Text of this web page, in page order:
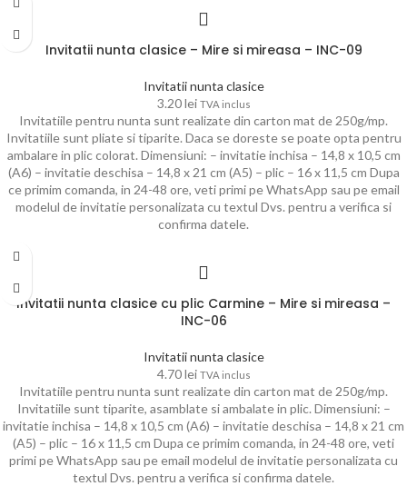
Invitatii nunta clasice – Mire si mireasa – INC-09
Invitatii nunta clasice
3.20lei TVA inclus
Invitatiile pentru nunta sunt realizate din carton mat de 250g/mp.
Invitatiile sunt pliate si tiparite. Daca se doreste se poate opta pentru
ambalare in plic colorat. Dimensiuni: – invitatie inchisa – 14,8 x 10,5 cm
(A6) – invitatie deschisa – 14,8 x 21 cm (A5) – plic – 16 x 11,5 cm Dupa
ce primim comanda, in 24-48 ore, veti primi pe WhatsApp sau pe email
modelul de invitatie personalizata cu textul Dvs. pentru a verifica si
confirma datele.
Invitatii nunta clasice cu plic Carmine – Mire si mireasa –
INC-06
Invitatii nunta clasice
4.70lei TVA inclus
Invitatiile pentru nunta sunt realizate din carton mat de 250g/mp.
Invitatiile sunt tiparite, asamblate si ambalate in plic. Dimensiuni: –
invitatie inchisa – 14,8 x 10,5 cm (A6) – invitatie deschisa – 14,8 x 21 cm
(A5) – plic – 16 x 11,5 cm Dupa ce primim comanda, in 24-48 ore, veti
primi pe WhatsApp sau pe email modelul de invitatie personalizata cu
textul Dvs. pentru a verifica si confirma datele.